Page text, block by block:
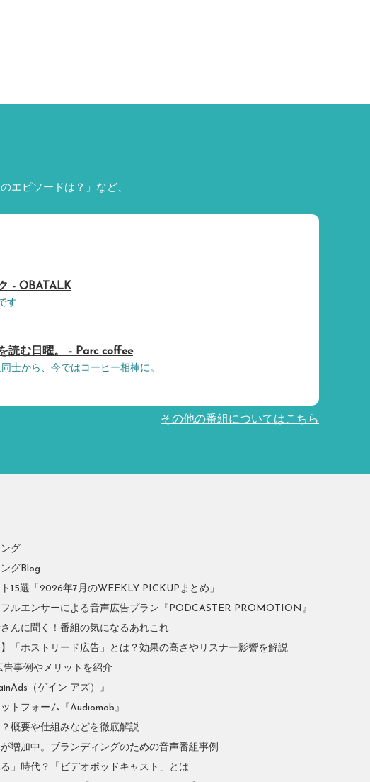
エピソードは？」など、
- OBATALK
す
読む日曜。 - Parc coffee
士から、今ではコーヒー相棒に。
その他の番組についてはこちら
グ
グBlog
15選「2026年7月のWEEKLY PICKUPまとめ」
ルエンサーによる音声広告プラン『PODCASTER PROMOTION』
んに聞く！番組の気になるあれこれ
】「ホストリード広告」とは？効果の高さやリスナー影響を解説
事例やメリットを紹介
（ゲイン アズ）』
トフォーム『Audiomob』
概要や仕組みなどを徹底解説
増加中。ブランディングのための音声番組事例
」時代？「ビデオポッドキャスト」とは